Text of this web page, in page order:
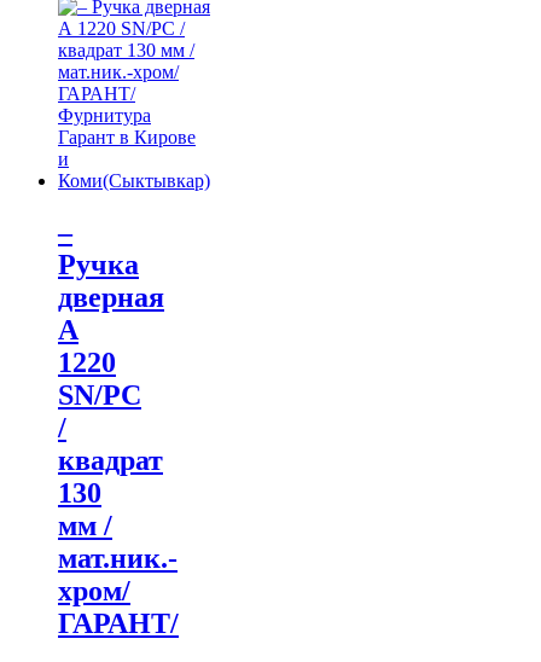
–
Ручка
дверная
А
1220
SN/PС
/
квадрат
130
мм /
мат.ник.-
хром/
ГАРАНТ/